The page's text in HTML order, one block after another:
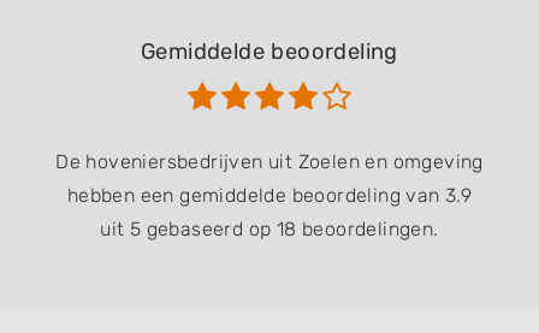
Gemiddelde beoordeling
De hoveniersbedrijven uit Zoelen en omgeving
hebben een gemiddelde beoordeling van 3.9
uit 5 gebaseerd op 18 beoordelingen.